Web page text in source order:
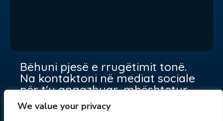
We value your privacy
Bëhuni pjesë e rrugëtimit tonë.
Na kontaktoni në mediat sociale
për t'u angazhuar, mbështetur
dhe bërë një ndryshim së bashku.